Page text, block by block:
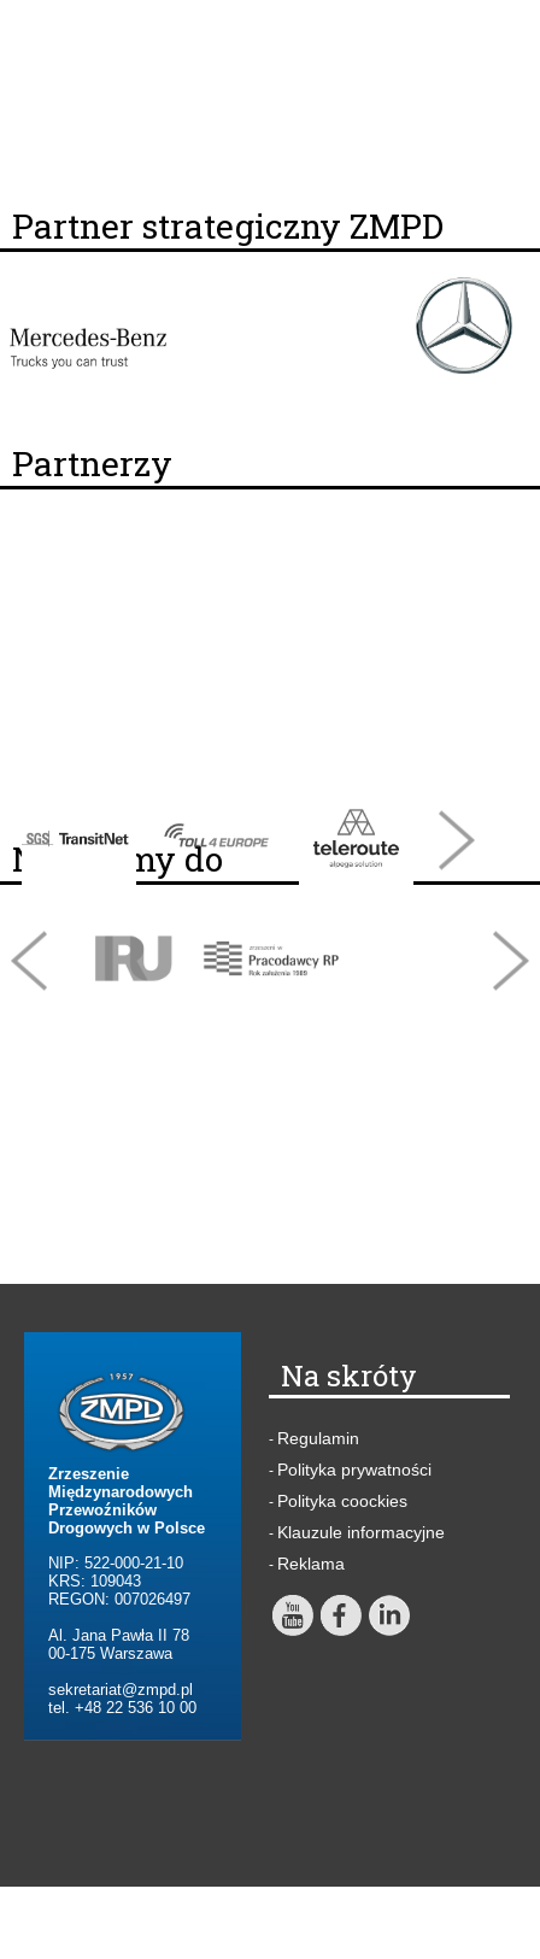
Partner strategiczny ZMPD
Partnerzy
Należymy do
Zrzeszenie
Międzynarodowych
Przewoźników
Drogowych w Polsce
NIP: 522-000-21-10
KRS: 109043
REGON: 007026497
Al. Jana Pawła II 78
00-175 Warszawa
sekretariat@zmpd.pl
tel. +48 22 536 10 00
Na skróty
- Regulamin
- Polityka prywatności
- Polityka coockies
- Klauzule informacyjne
- Reklama